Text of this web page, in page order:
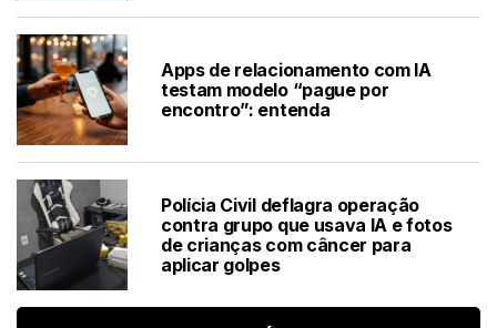
Apps de relacionamento com IA
testam modelo “pague por
encontro”: entenda
Polícia Civil deflagra operação
contra grupo que usava IA e fotos
de crianças com câncer para
aplicar golpes